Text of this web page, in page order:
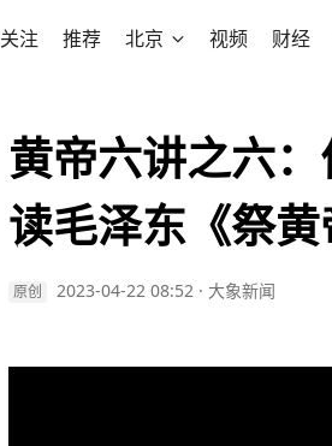
关注 推荐 北京 视频 财经
黄帝六讲之六
读毛泽东《祭黄
原创 2023-04-22 08:52 · 大象新闻